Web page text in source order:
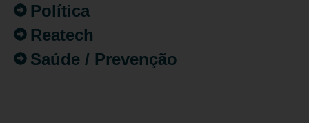
Política
Reatech
Saúde / Prevenção